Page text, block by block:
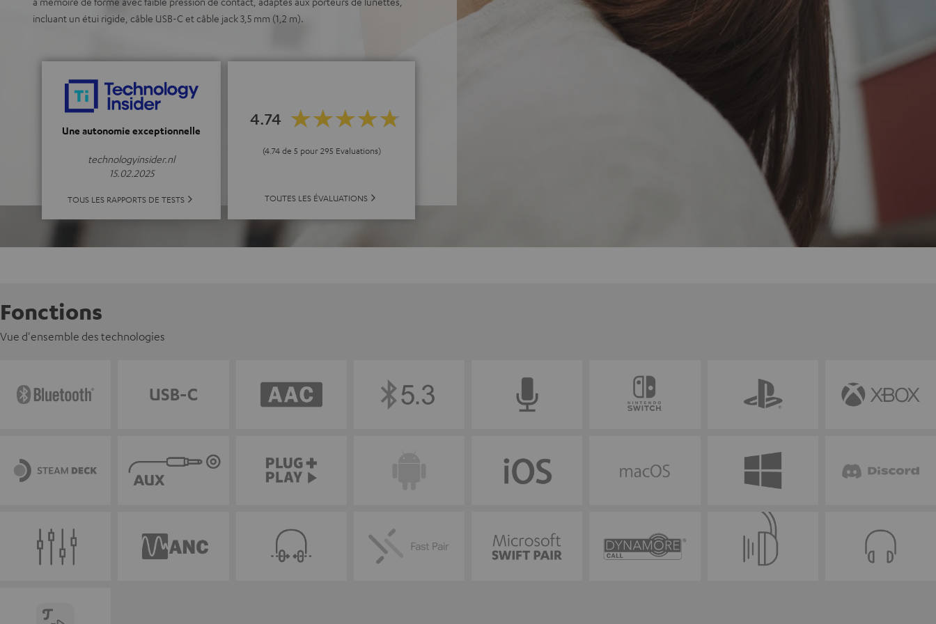
incluant un étui rigide, câble USB-C et câble jack 3,5 mm (1,2 m).
Une autonomie exceptionnelle
technologyinsider.nl
15.02.2025
TOUS LES RAPPORTS DE TESTS
4.74
(4.74 de 5 pour 295 Evaluations)
TOUTES LES ÉVALUATIONS
Fonctions
Vue d'ensemble des technologies